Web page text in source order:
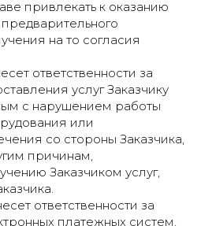
привлекать к оказанию
на то согласия
ответственности за
услуг Заказчику
с нарушением работы
или
со стороны Заказчика,
причинам,
Заказчиком услуг,
ответственности за
платежных систем,